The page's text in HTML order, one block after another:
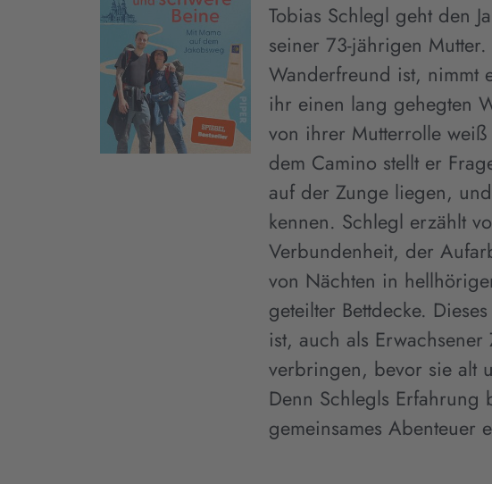
Tobias Schlegl geht den
seiner 73-jährigen
Wanderfreund ist, nimmt
ihr einen lang gehegten
von ihrer Mutterrolle
dem Camino stellt er
auf der Zunge liegen,
kennen. Schlegl erzählt
Verbundenheit, der
von Nächten in
geteilter Bettdecke.
ist, auch als
verbringen, bevor sie alt
Denn Schlegls Erfahrung
gemeinsames Abenteuer